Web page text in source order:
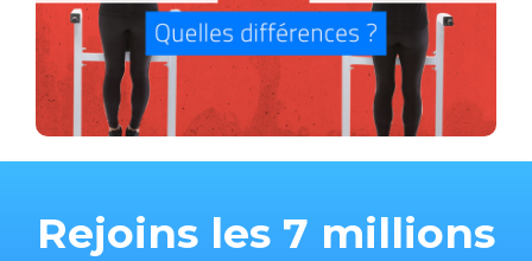
Rejoins les 7 millions